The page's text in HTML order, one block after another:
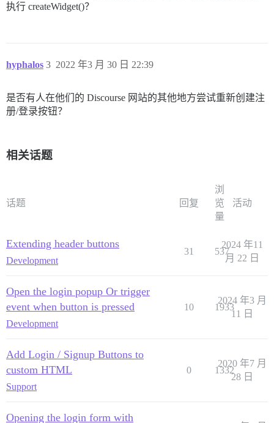
执行 createWidget()？
hyphalos 2022 年3 月 30 日 22:39
3
是否有人在他们的 Discourse 网站的其他地方尝试重新创建注
册/登录按钮？
相关话题
话题 回复
浏
览
量
活动
Extending header buttons
Development
31 537
2024 年11
月 22 日
Open the login popup Or trigger
event when button is pressed
Development
10 1933
2024 年3 月
11 日
Add Login / Signup Buttons to
custom HTML
Support
0 1332
2020 年7 月
28 日
Opening the login form with